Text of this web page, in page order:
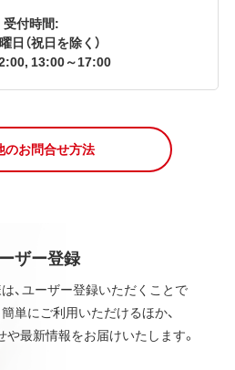
受付時間:
日（祝日を除く）
13:00～17:00
のお問合せ方法
ザー登録
、ユーザー登録いただくことで
単にご利用いただけるほか、
最新情報をお届けいたします。